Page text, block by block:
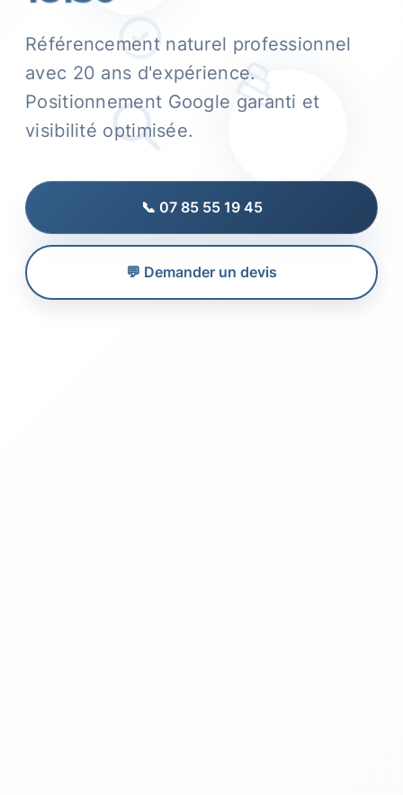
Référencement naturel professionnel
avec 20 ans d'expérience.
Positionnement Google garanti et
visibilité optimisée.
📞 07 85 55 19 45
💬 Demander un devis